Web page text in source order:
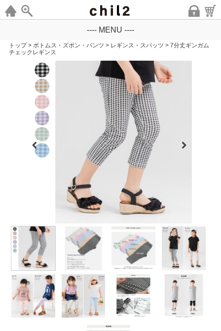
---- MENU ----
トップ > ボトムス・ズボン・パンツ > レギンス・スパッツ > 7分丈ギンガム
チェックレギンス